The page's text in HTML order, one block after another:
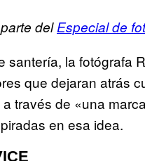
delEspecial de
santería, la fotógrafa
que dejaran atrás
través de «una
en esa idea.